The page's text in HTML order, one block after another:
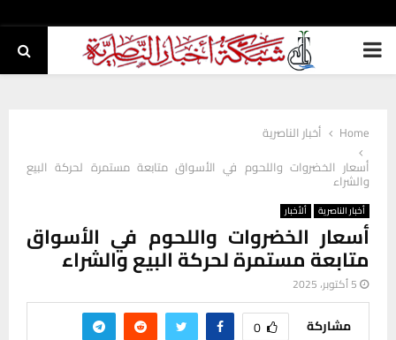
PRIMARY
Home
أخبار الناصرية
أسعار الخضروات واللحوم في الأسواق متابعة مستمرة لحركة البيع
والشراء
أخبار الناصرية ألأخبار
أسعار الخضروات واللحوم في الأسواق
متابعة مستمرة لحركة البيع والشراء
5 أكتوبر، 2025
مشاركة 0